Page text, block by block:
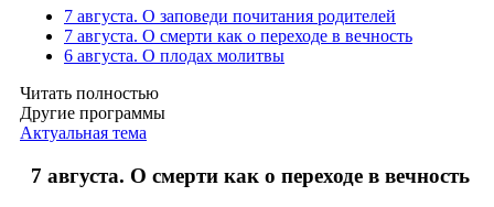
7 августа. О заповеди почитания родителей
7 августа. О смерти как о переходе в вечность
6 августа. О плодах молитвы
Читать полностью
Другие программы
Актуальная тема
7 августа. О смерти как о переходе в вечность